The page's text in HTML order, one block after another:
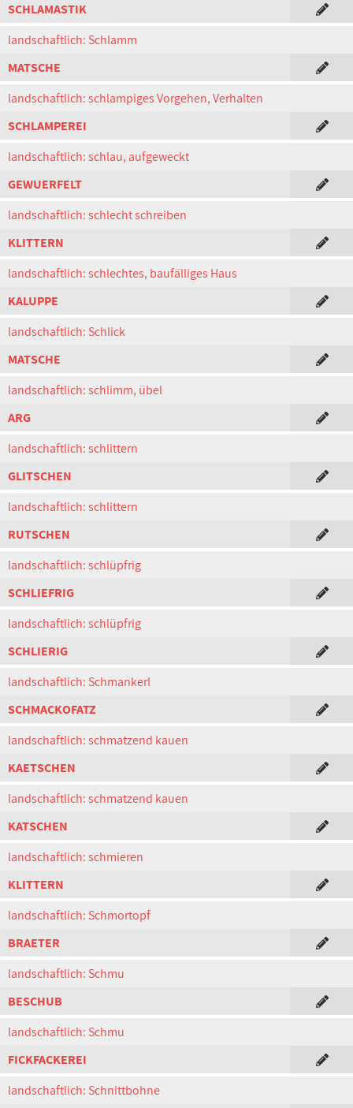
SCHLAMASTIK
landschaftlich: Schlamm
MATSCHE
landschaftlich: schlampiges Vorgehen, Verhalten
SCHLAMPEREI
landschaftlich: schlau, aufgeweckt
GEWUERFELT
landschaftlich: schlecht schreiben
KLITTERN
landschaftlich: schlechtes, baufälliges Haus
KALUPPE
landschaftlich: Schlick
MATSCHE
landschaftlich: schlimm, übel
ARG
landschaftlich: schlittern
GLITSCHEN
landschaftlich: schlittern
RUTSCHEN
landschaftlich: schlüpfrig
SCHLIEFRIG
landschaftlich: schlüpfrig
SCHLIERIG
landschaftlich: Schmankerl
SCHMACKOFATZ
landschaftlich: schmatzend kauen
KAETSCHEN
landschaftlich: schmatzend kauen
KATSCHEN
landschaftlich: schmieren
KLITTERN
landschaftlich: Schmortopf
BRAETER
landschaftlich: Schmu
BESCHUB
landschaftlich: Schmu
FICKFACKEREI
landschaftlich: Schnittbohne